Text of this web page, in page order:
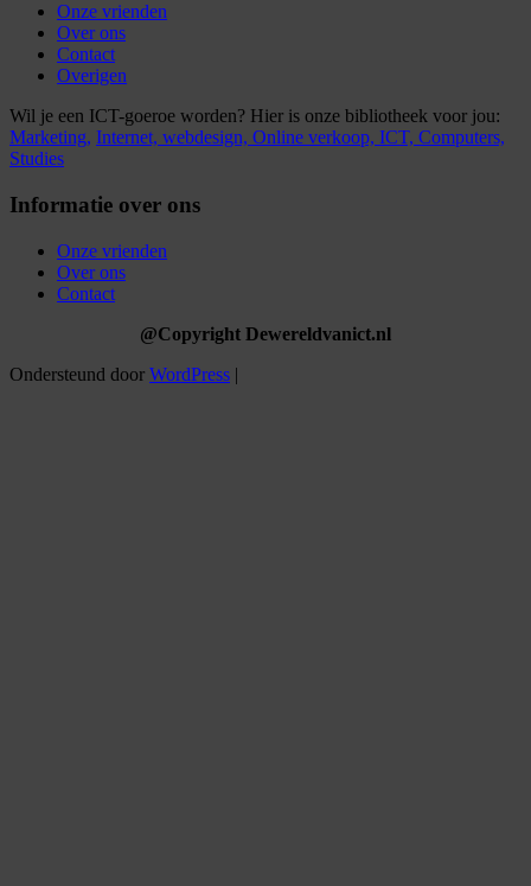
Onze vrienden
Over ons
Contact
Overigen
Wil je een ICT-goeroe worden? Hier is onze bibliotheek voor jou:
Marketing, Internet, webdesign, Online verkoop, ICT, Computers,
Studies
Informatie over ons
Onze vrienden
Over ons
Contact
@Copyright Dewereldvanict.nl
Ondersteund door WordPress |